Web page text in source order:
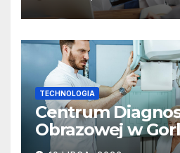
terapii
TECHNOLOGIA
Centrum
Obrazowej w
nowoczesne